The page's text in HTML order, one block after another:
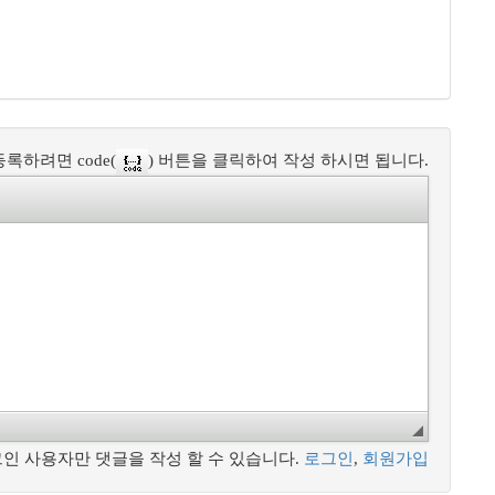
록하려면 code( ) 버튼을 클릭하여 작성 하시면 됩니다.
사용자만 댓글을 작성 할 수 있습니다. 로그인 , 회원가입